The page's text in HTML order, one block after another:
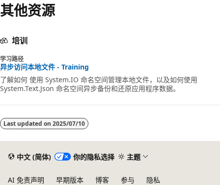
其他资源
培训
学习路径
异步访问本地文件 - Training
了解如何 使用 System.IO 命名空间管理本地文件，以及如何使用
System.Text.Json 命名空间异步备份和还原应用程序数据。
Last updated on 2025/07/10
中文 (简体) 你的隐私选择 主题
AI 免责声明 早期版本 博客 参与 隐私